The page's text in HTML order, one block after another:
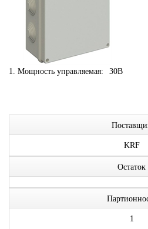
1. Мощность управляемая: 30В
KRF
Остаток
1